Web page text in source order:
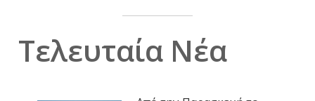
Τελευταία Νέα